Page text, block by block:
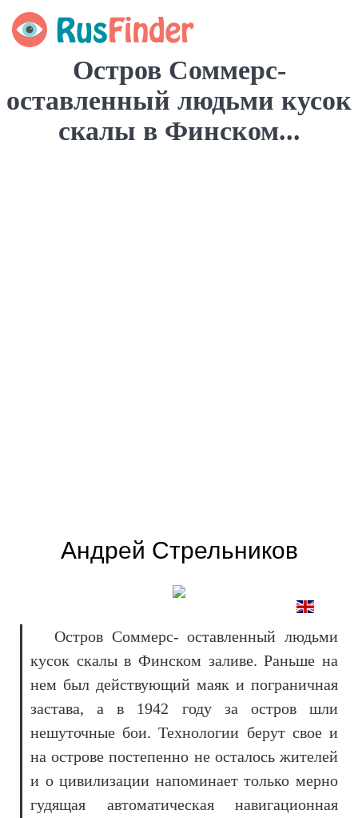
Остров Соммерс-
оставленный людьми кусок
скалы в Финском...
Андрей Стрельников
Остров Соммерс- оставленный людьми
кусок скалы в Финском заливе. Раньше на
нем был действующий маяк и пограничная
застава, а в 1942 году за остров шли
нешуточные бои. Технологии берут свое и
на острове постепенно не осталось жителей
и о цивилизации напоминает только мерно
гудящая автоматическая навигационная